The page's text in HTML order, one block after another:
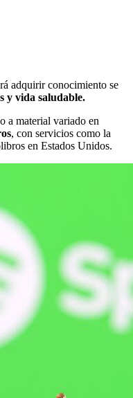
adquirir conocimiento se
y vida saludable.
a material variado en
, con servicios como la
en Estados Unidos.